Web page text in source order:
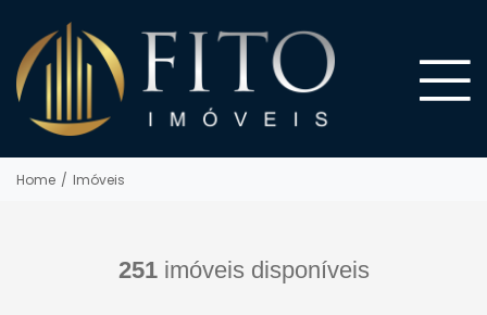
Home / Imóveis
251imóveis disponíveis